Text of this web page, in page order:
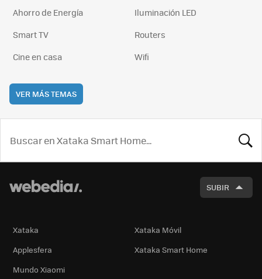
Ahorro de Energía
Iluminación LED
Smart TV
Routers
Cine en casa
Wifi
VER MÁS TEMAS
SUBIR
Xataka
Xataka Móvil
Applesfera
Xataka Smart Home
Mundo Xiaomi